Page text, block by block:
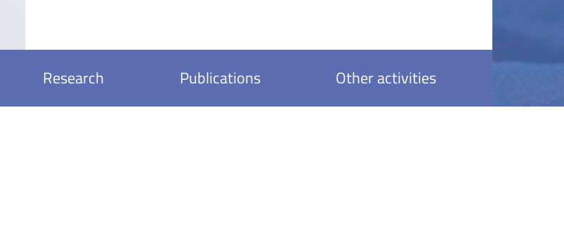
Research Publications Other activities